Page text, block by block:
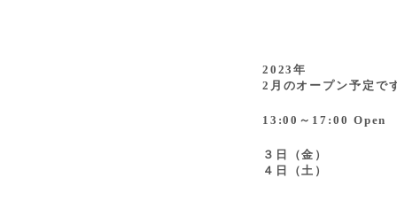
2023年
2月のオープン予定で
13:00～17:00 Open
３日（金）
４日（土）